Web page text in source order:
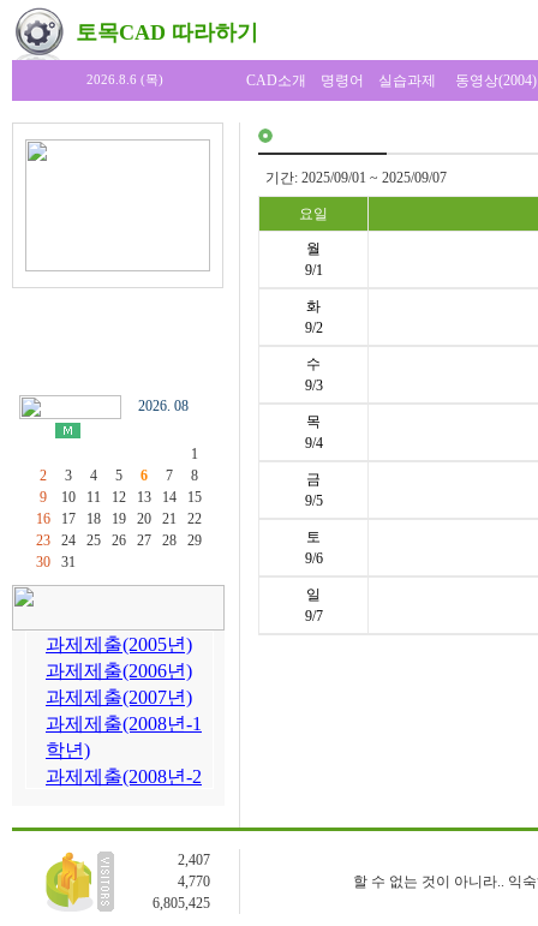
토목CAD 따라하기
2026.8.6 (목) CAD소개 명령어 실습과제 동영상(2004)
2026. 08
1
2
3 4 5 6 7
8
9
10 11 12 13 14
15
16
17 18 19 20 21
22
23
24 25 26 27 28
29
30
31
기간: 2025/09/01 ~ 2025/09/07
요일
월
9/1
화
9/2
수
9/3
목
9/4
금
9/5
토
9/6
일
9/7
2,407
4,770
6,805,425
할 수 없는 것이 아니라.. 익